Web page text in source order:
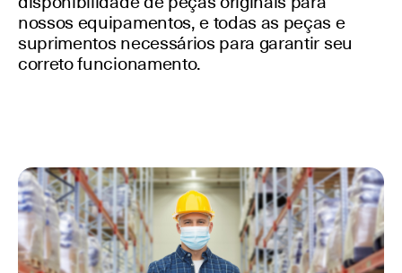
nossos equipamentos, e todas as peças e
suprimentos necessários para garantir seu
correto funcionamento.